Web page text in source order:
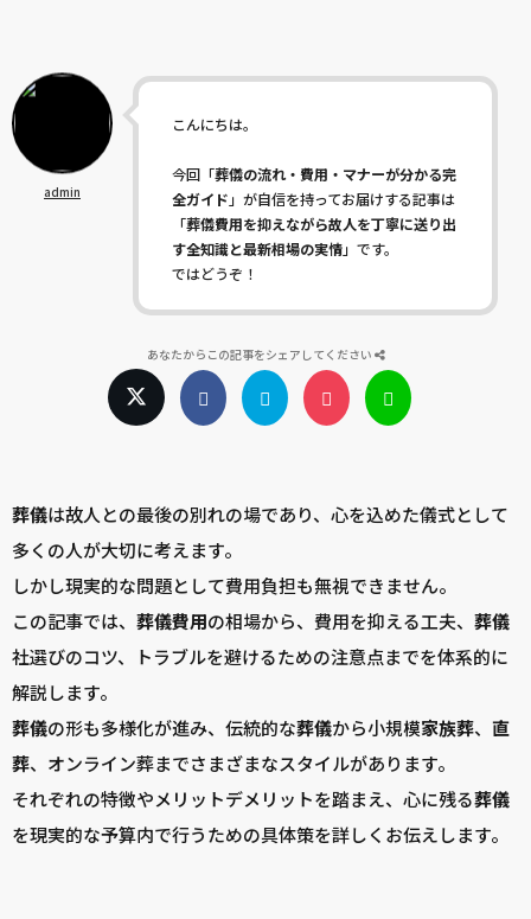
admin
こんにちは。
今回「葬儀の流れ・費用・マナーが分かる完
全ガイド 」が自信を持ってお届けする記事は
「葬儀費用を抑えながら故人を丁寧に送り出
す全知識と最新相場の実情」です。
ではどうぞ！
あなたからこの記事をシェアしてください
葬儀は故人との最後の別れの場であり、心を込めた儀式として
多くの人が大切に考えます。
しかし現実的な問題として費用負担も無視できません。
この記事では、 葬儀費用の相場から、費用を抑える工夫、 葬儀
社選びのコツ、トラブルを避けるための注意点までを体系的に
解説します。
葬儀の形も多様化が進み、伝統的な葬儀から小規模家族葬、 直
葬、オンライン葬までさまざまなスタイルがあります。
それぞれの特徴やメリットデメリットを踏まえ、心に残る葬儀
を現実的な予算内で行うための具体策を詳しくお伝えします。